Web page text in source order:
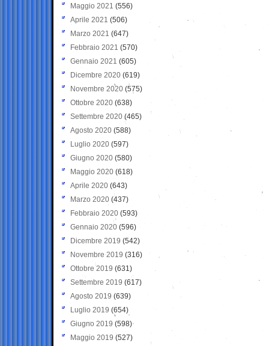
Maggio 2021 (556)
Aprile 2021 (506)
Marzo 2021 (647)
Febbraio 2021 (570)
Gennaio 2021 (605)
Dicembre 2020 (619)
Novembre 2020 (575)
Ottobre 2020 (638)
Settembre 2020(465)
Agosto 2020 (588)
Luglio 2020 (597)
Giugno 2020 (580)
Maggio 2020 (618)
Aprile 2020 (643)
Marzo 2020 (437)
Febbraio 2020 (593)
Gennaio 2020 (596)
Dicembre 2019 (542)
Novembre 2019 (316)
Ottobre 2019 (631)
Settembre 2019 (617)
Agosto 2019 (639)
Luglio 2019 (654)
Giugno 2019 (598)
Maggio 2019 (527)